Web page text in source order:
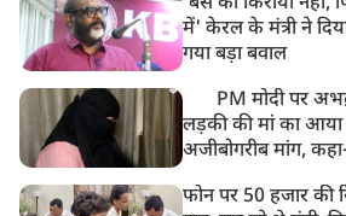
में' केरल के मंत्री ने
गया बड़ा बवाल
PM मोदी पर
लड़की की मां का
अजीबोगरीब मांग,
फोन पर 50 हजार की